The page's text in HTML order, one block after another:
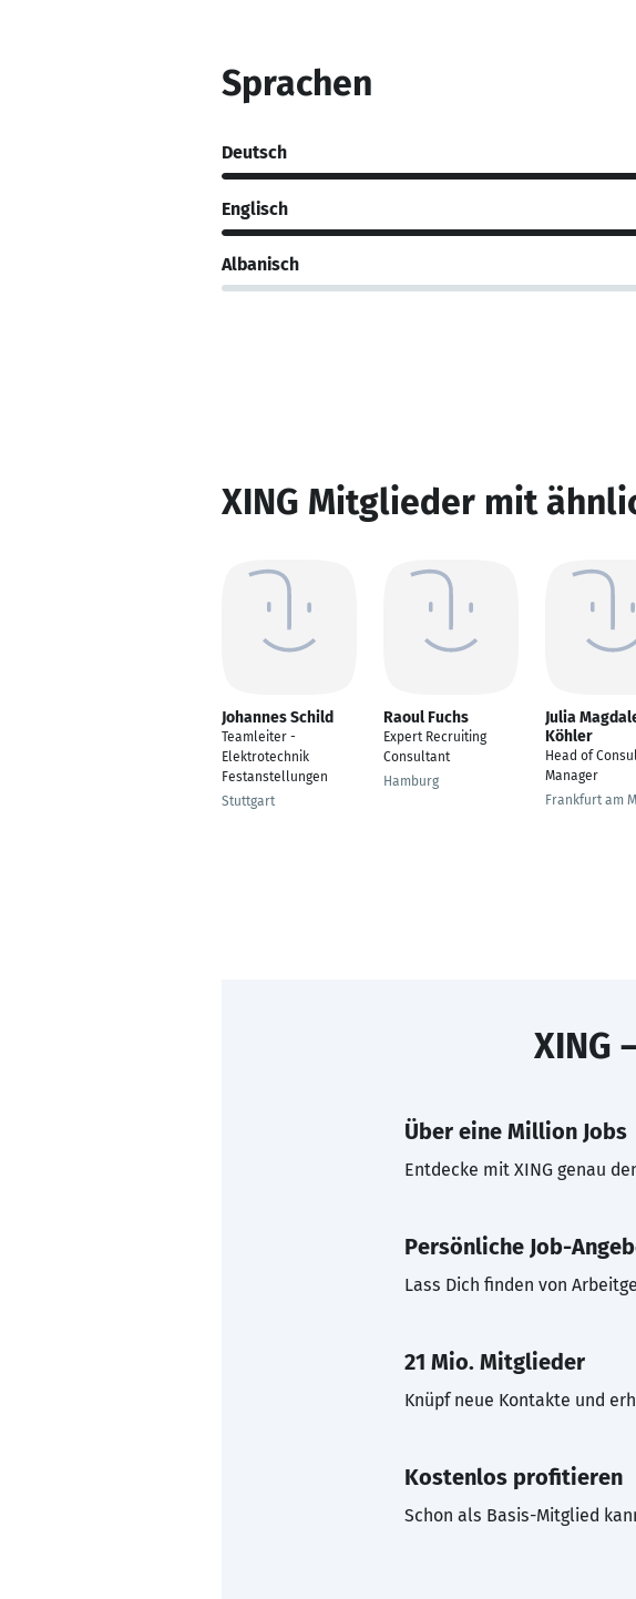
Sprachen
Deutsch
Englisch
Albanisch
XING Mitglieder mit
Johannes Schild
Teamleiter -
Elektrotechnik
Festanstellungen
Stuttgart
Raoul Fuchs
Expert Recruiting
Consultant
Hamburg
Julia
Köhler
Head of
Manager
Frankfurt am
XING
Über eine Million Jobs
Entdecke mit XING genau
Persönliche Job-
Lass Dich finden von
21 Mio. Mitglieder
Knüpf neue Kontakte und
Kostenlos profitieren
Schon als Basis-Mitglied